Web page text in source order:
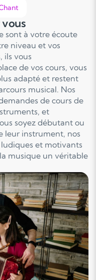
sont à votre écoute
niveau et vos
ils vous
de vos cours, vous
adapté et restent
musical. Nos
de cours de
et
soyez débutant ou
leur instrument, nos
et motivants
musique un véritable